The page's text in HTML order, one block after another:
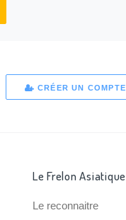
CRÉER UN COMPTE
Le Frelon Asiatique
Le reconnaitre